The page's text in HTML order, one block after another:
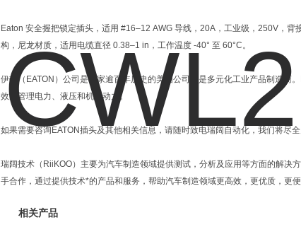
Eaton 安全握把锁定插头，适用 #16–12 AWG 导线，20A，工业级，250V，
构，尼龙材质，适用电缆直径 0.38–1 in，工作温度 -40° 至 60°C。
伊顿（EATON）公司是一家逾百年历史的美国公司，是多元化工业产品制造商
效的管理电力、液压和机械动力。
如果需要咨询EATON插头及其他相关信息，请随时致电瑞阔自动化，我们将尽全
瑞阔技术（RiiKOO）主要为汽车制造领域提供测试，分析及应用等方面的解决
手合作，通过提供技术*的产品和服务，帮助汽车制造领域更高效，更优质，更
相关产品